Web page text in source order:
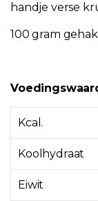
handje verse
100 gram
Kcal.
Koolhydraat
Eiwit